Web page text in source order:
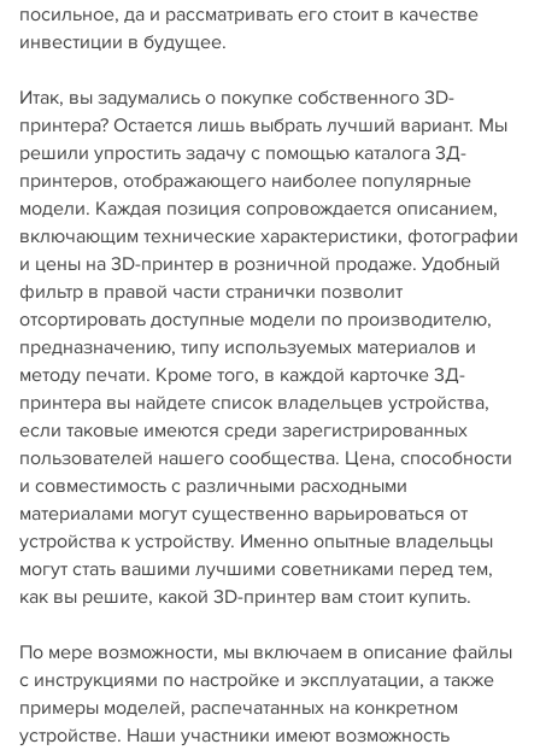
посильное, да и рассматривать его стоит в качестве
инвестиции в будущее.
Итак, вы задумались о покупке собственного 3D-
принтера? Остается лишь выбрать лучший вариант. Мы
решили упростить задачу с помощью каталога 3Д-
принтеров, отображающего наиболее популярные
модели. Каждая позиция сопровождается описанием,
включающим технические характеристики, фотографии
и цены на 3D-принтер в розничной продаже. Удобный
фильтр в правой части странички позволит
отсортировать доступные модели по производителю,
предназначению, типу используемых материалов и
методу печати. Кроме того, в каждой карточке 3Д-
принтера вы найдете список владельцев устройства,
если таковые имеются среди зарегистрированных
пользователей нашего сообщества. Цена, способности
и совместимость с различными расходными
материалами могут существенно варьироваться от
устройства к устройству. Именно опытные владельцы
могут стать вашими лучшими советниками перед тем,
как вы решите, какой 3D-принтер вам стоит купить.
По мере возможности, мы включаем в описание файлы
с инструкциями по настройке и эксплуатации, а также
примеры моделей, распечатанных на конкретном
устройстве. Наши участники имеют возможность